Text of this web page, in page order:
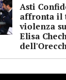
Asti
affronta il
violenza
Elisa